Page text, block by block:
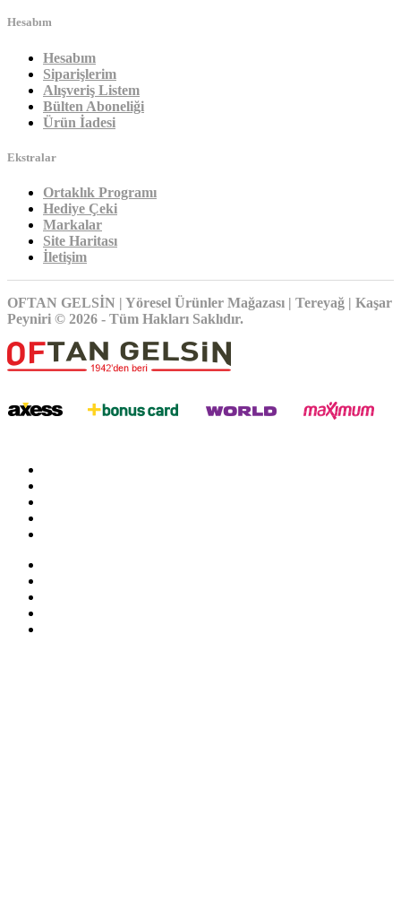
Hesabım
Hesabım
Siparişlerim
Alışveriş Listem
Bülten Aboneliği
Ürün İadesi
Ekstralar
Ortaklık Programı
Hediye Çeki
Markalar
Site Haritası
İletişim
OFTAN GELSİN | Yöresel Ürünler Mağazası | Tereyağ | Kaşar
Peyniri © 2026 - Tüm Hakları Saklıdır.